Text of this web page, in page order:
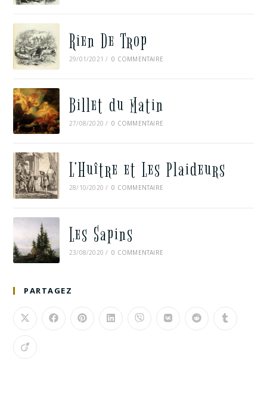
Rien De Trop
29/01/2021 / 0 COMMENTAIRE
Billet du Matin
27/08/2020 / 0 COMMENTAIRE
L’Huître et Les Plaideurs
28/10/2020 / 0 COMMENTAIRE
Les Sapins
23/08/2020 / 0 COMMENTAIRE
PARTAGEZ